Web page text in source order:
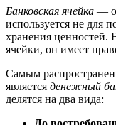
Банковская ячейка —
используется не для
хранения ценностей.
ячейки, он имеет
Самым
является денежный
делятся на два вида: